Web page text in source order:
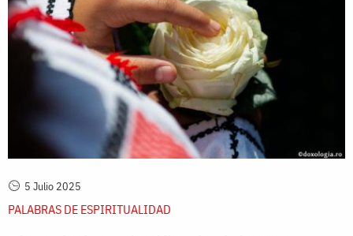
5 Julio 2025
PALABRAS DE ESPIRITUALIDAD